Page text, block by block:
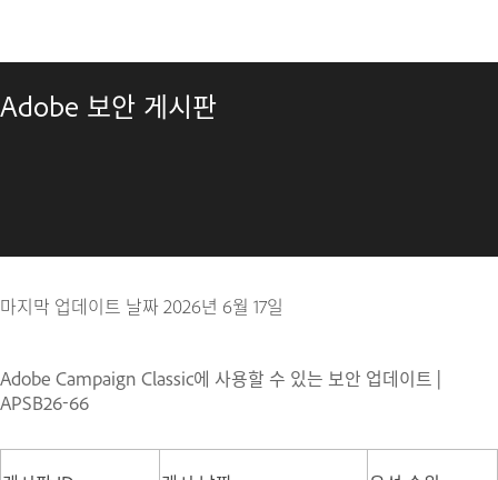
Adobe 보안 게시판
마지막 업데이트 날짜2026년 6월 17일
Adobe Campaign Classic에 사용할 수 있는 보안 업데이트 |
APSB26-66